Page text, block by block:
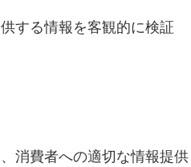
する情報を客観的に検証
消費者への適切な情報提供